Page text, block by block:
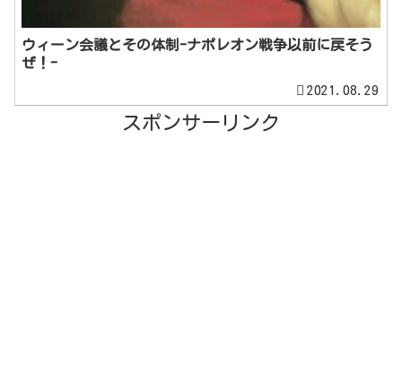
ウィーン会議とその体制-ナポレオン戦争以前に戻そう
ぜ！-
2021.08.29
スポンサーリンク